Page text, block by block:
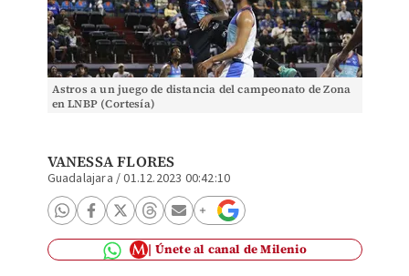
Astros a un juego de distancia del campeonato de Zona
en LNBP (Cortesía)
VANESSA FLORES
Guadalajara /01.12.2023 00:42:10
Únete al canal de Milenio